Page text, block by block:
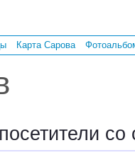
Карта Сарова